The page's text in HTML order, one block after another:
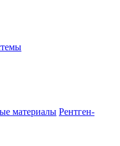
материалы Рентген-